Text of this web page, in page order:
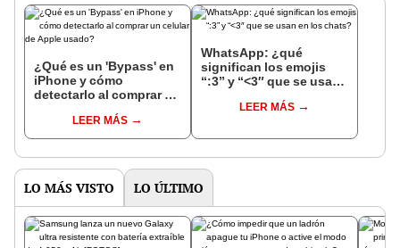
¿Qué es un 'Bypass' en
iPhone y cómo
detectarlo al comprar un
LEER MÁS
WhatsApp: ¿qué
significan los emojis
“:3” y “<3″ que se usan
LEER MÁS
LO MÁS VISTO LO ÚLTIMO